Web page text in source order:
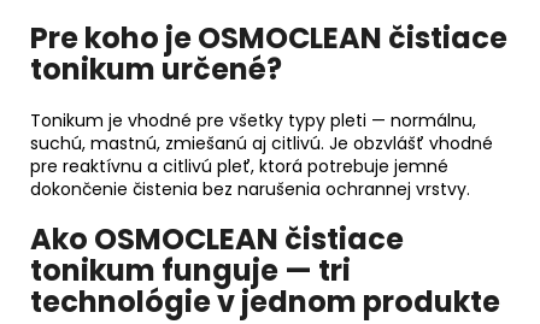
Pre koho je OSMOCLEAN čistiace
tonikum určené?
Tonikum je vhodné pre všetky typy pleti — normálnu,
suchú, mastnú, zmiešanú aj citlivú. Je obzvlášť vhodné
pre reaktívnu a citlivú pleť, ktorá potrebuje jemné
dokončenie čistenia bez narušenia ochrannej vrstvy.
Ako OSMOCLEAN čistiace
tonikum funguje — tri
technológie v jednom produkte